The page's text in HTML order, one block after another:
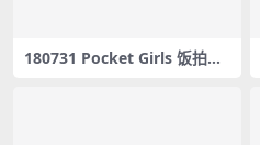
180731 Pocket Girls 饭拍秀